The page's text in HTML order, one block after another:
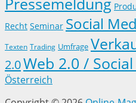
Recht Seminar Social
Texten Trading Umfrage
2.0Web 2.0 /
Österreich